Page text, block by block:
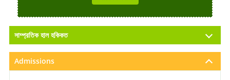
সাম্প্রতিক হাল হকিকত
Admissions